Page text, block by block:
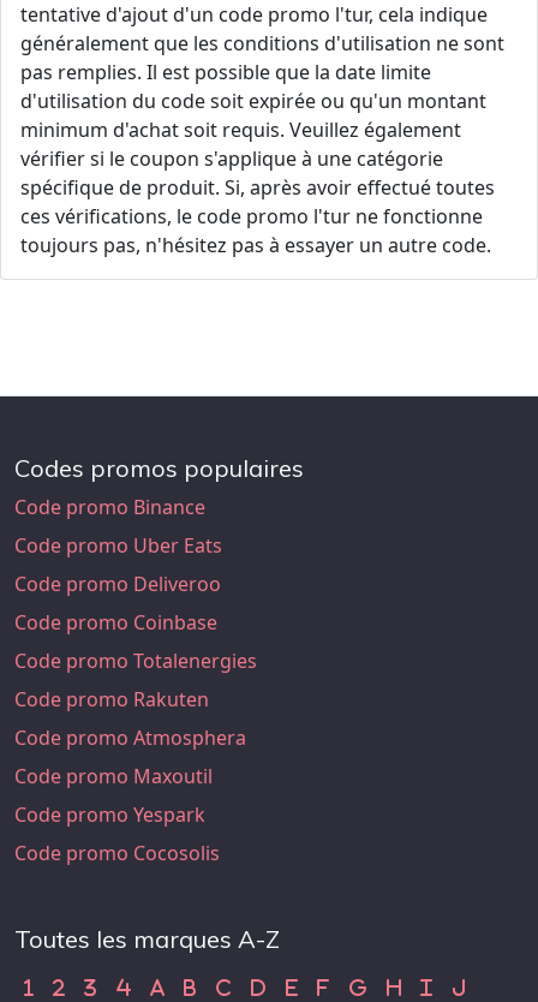
tentative d'ajout d'un code promo l'tur, cela indique
généralement que les conditions d'utilisation ne sont
pas remplies. Il est possible que la date limite
d'utilisation du code soit expirée ou qu'un montant
minimum d'achat soit requis. Veuillez également
vérifier si le coupon s'applique à une catégorie
spécifique de produit. Si, après avoir effectué toutes
ces vérifications, le code promo l'tur ne fonctionne
toujours pas, n'hésitez pas à essayer un autre code.
Codes promos populaires
Code promo Binance
Code promo Uber Eats
Code promo Deliveroo
Code promo Coinbase
Code promo Totalenergies
Code promo Rakuten
Code promo Atmosphera
Code promo Maxoutil
Code promo Yespark
Code promo Cocosolis
Toutes les marques A-Z
1 Code Promo 1
2 Code Promo 2
3 Code Promo 3
4Code Promo 4
ACode Promo A
B Code Promo B
C Code Promo C
D Code Promo D
ECode Promo E
FCode Promo F
G Code Promo G
HCode Promo H
ICode
J